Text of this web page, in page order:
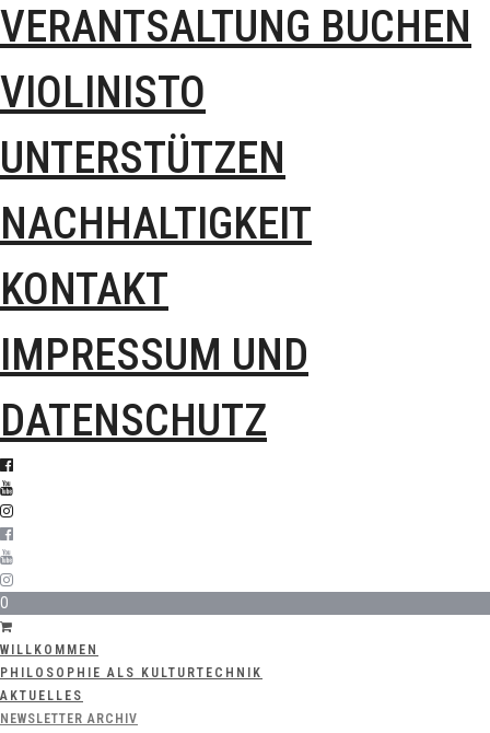
VERANTSALTUNG BUCHEN
VIOLINISTO
UNTERSTÜTZEN
NACHHALTIGKEIT
KONTAKT
IMPRESSUM UND
DATENSCHUTZ
0
WILLKOMMEN
PHILOSOPHIE ALS KULTURTECHNIK
AKTUELLES
NEWSLETTER ARCHIV